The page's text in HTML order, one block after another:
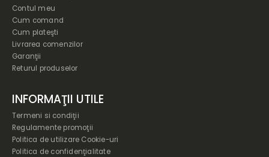
Contul meu
Cum comand
Cum plateşti
Livrarea comenzilor
Garanţii
Returul produselor
INFORMAŢII UTILE
Termeni si condiţii
Regulamente promoţii
Politica de utilizare Cookie-uri
Politica de confidenţialitate